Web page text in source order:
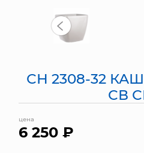
СН 2308-32
СВ
цена
6 250 ₽